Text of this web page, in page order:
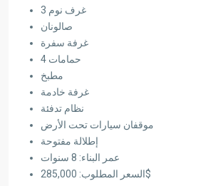
3 غرف نوم
صالونان
غرفة سفرة
4 حمامات
مطبخ
غرفة خادمة
نظام تدفئة
موقفان سيارات تحت الأرض
إطلالة مفتوحة
عمر البناء: 8 سنوات
السعر المطلوب: 285,000$